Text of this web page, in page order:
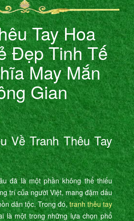
Tay Hoa
Đẹp Tinh Tế
May Mắn
Gian
Về Tranh Thêu Tay
đã là một phần không thể thiếu
trí của người Việt, mang đậm dấu
dân tộc. Trong đó,tranh thêu tay
là một trong những lựa chọn phổ